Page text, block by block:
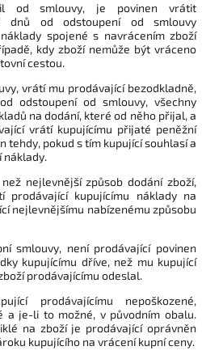
od smlouvy, je povinen vrátit
dnů od odstoupení od smlouvy
spojené s navrácením zboží
kdy zboží nemůže být vráceno
cestou.
vrátí mu prodávající bezodkladně,
odstoupení od smlouvy, všechny
na dodání, které od něho přijal, a
vrátí kupujícímu přijaté peněžní
tehdy, pokud s tím kupující souhlasí a
náklady.
nejlevnější způsob dodání zboží,
prodávající kupujícímu náklady na
nejlevnějšímu nabízenému způsobu
smlouvy, není prodávající povinen
kupujícímu dříve, než mu kupující
prodávajícímu odeslal.
prodávajícímu nepoškozené,
a je-li to možné, v původním obalu.
na zboží je prodávající oprávněn
kupujícího na vrácení kupní ceny.